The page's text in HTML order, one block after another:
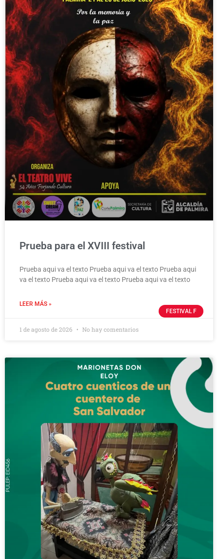
FESTIVAL F
Prueba para el XVIII festival
Prueba aqui va el texto Prueba aqui va el texto Prueba aqui
va el texto Prueba aqui va el texto Prueba aqui va el texto
LEER MÁS »
1 de agosto de 2026 No hay comentarios